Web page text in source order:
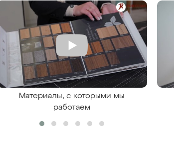
Материалы, с которыми мы
работаем